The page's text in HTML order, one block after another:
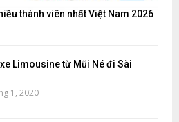
thành viên nhất Việt Nam 2026
Limousine từ Mũi Né đi Sài
1, 2020